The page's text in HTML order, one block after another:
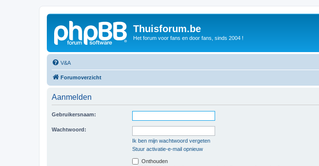
Thuisforum.be
Het forum voor fans en door fans, sinds 2004 !
V&A
Forumoverzicht
Aanmelden
Gebruikersnaam:
Wachtwoord:
Ik ben mijn wachtwoord vergeten
Stuur activatie-e-mail opnieuw
Onthouden